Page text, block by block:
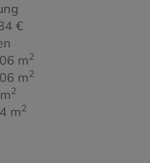
€
m2
m2
2
m2